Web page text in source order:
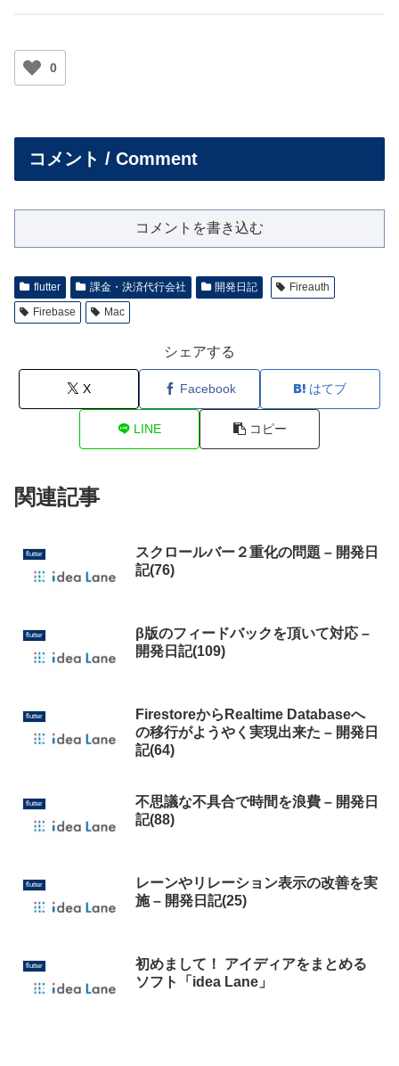
0
コメント / Comment
コメントを書き込む
flutter 課金・決済代行会社 開発日記
Fireauth
Firebase
Mac
シェアする
X Facebook はてブ
LINE コピー
関連記事
flutter
スクロールバー２重化の問題 – 開発日
記(76)
flutter
β版のフィードバックを頂いて対応 –
開発日記(109)
flutter
FirestoreからRealtime Databaseへ
の移行がようやく実現出来た – 開発日
記(64)
flutter
不思議な不具合で時間を浪費 – 開発日
記(88)
flutter
レーンやリレーション表示の改善を実
施 – 開発日記(25)
flutter
初めまして！ アイディアをまとめる
ソフト「idea Lane」